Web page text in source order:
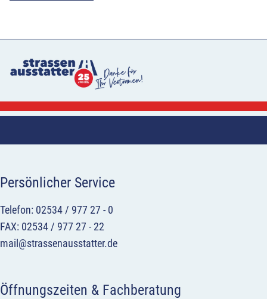
Persönlicher Service
Telefon: 02534 / 977 27 - 0
FAX: 02534 / 977 27 - 22
mail@strassenausstatter.de
Öffnungszeiten & Fachberatung